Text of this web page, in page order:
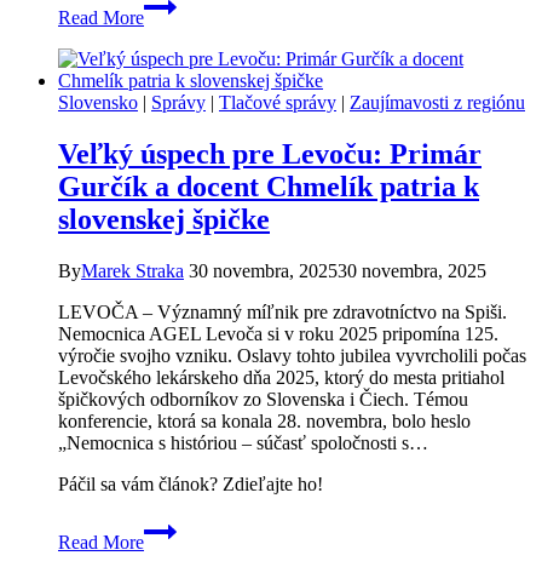
Read Moreničoho
legendu:
Hasiči
z
vlastnoručne
prerobili
starú
V3S
na
lesný
špeciál
do
Raja
Slovensko | Správy | Tlačové správy | Zaujímavosti z regiónu
Veľký úspech pre Levoču: Primár
Gurčík a docent Chmelík patria k
slovenskej špičke
ByMarek Straka 30 novembra, 202530 novembra, 2025
LEVOČA – Významný míľnik pre zdravotníctvo na Spiši.
Nemocnica AGEL Levoča si v roku 2025 pripomína 125.
výročie svojho vzniku. Oslavy tohto jubilea vyvrcholili počas
Levočského lekárskeho dňa 2025, ktorý do mesta pritiahol
špičkových odborníkov zo Slovenska i Čiech. Témou
konferencie, ktorá sa konala 28. novembra, bolo heslo
„Nemocnica s históriou – súčasť spoločnosti s…
Páčil sa vám článok? Zdieľajte ho!
Read More
Veľký
úspech